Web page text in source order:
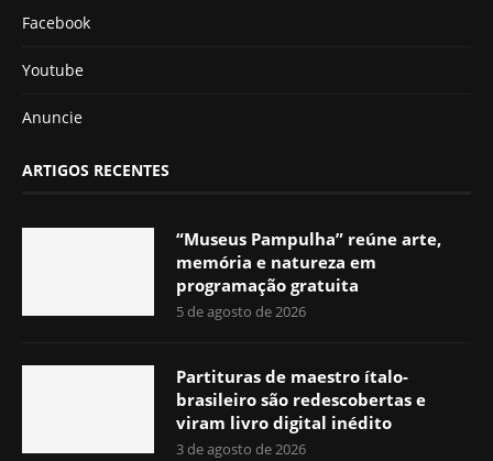
Facebook
Youtube
Anuncie
ARTIGOS RECENTES
“Museus Pampulha” reúne arte,
memória e natureza em
programação gratuita
5 de agosto de 2026
Partituras de maestro ítalo-
brasileiro são redescobertas e
viram livro digital inédito
3 de agosto de 2026